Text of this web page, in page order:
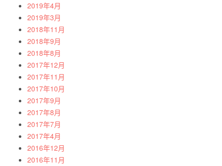
2019年4月
2019年3月
2018年11月
2018年9月
2018年8月
2017年12月
2017年11月
2017年10月
2017年9月
2017年8月
2017年7月
2017年4月
2016年12月
2016年11月